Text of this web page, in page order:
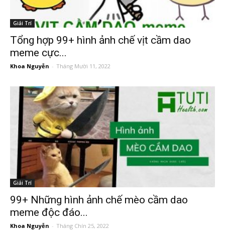
Giải Trí
Tổng hợp 99+ hình ảnh chế vịt cầm dao
meme cực...
Khoa Nguyễn - Tháng Mười 11, 2022
Giải Trí
99+ Những hình ảnh chế mèo cầm dao
meme độc đáo...
Khoa Nguyễn - Tháng Chín 25, 2022